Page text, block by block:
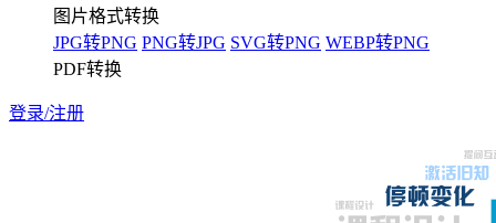
图片格式转换
JPG转PNG PNG转JPG SVG转PNG WEBP转PNG
PDF转换
登录/注册